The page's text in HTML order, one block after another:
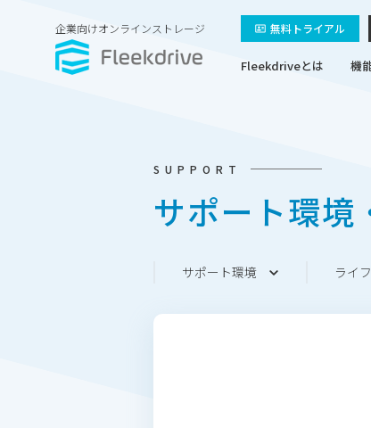
企業向けオンラインストレージ 無料トライアル
Fleekdriveとは 機
SUPPORT
サポート環境
サポート環境 ライ